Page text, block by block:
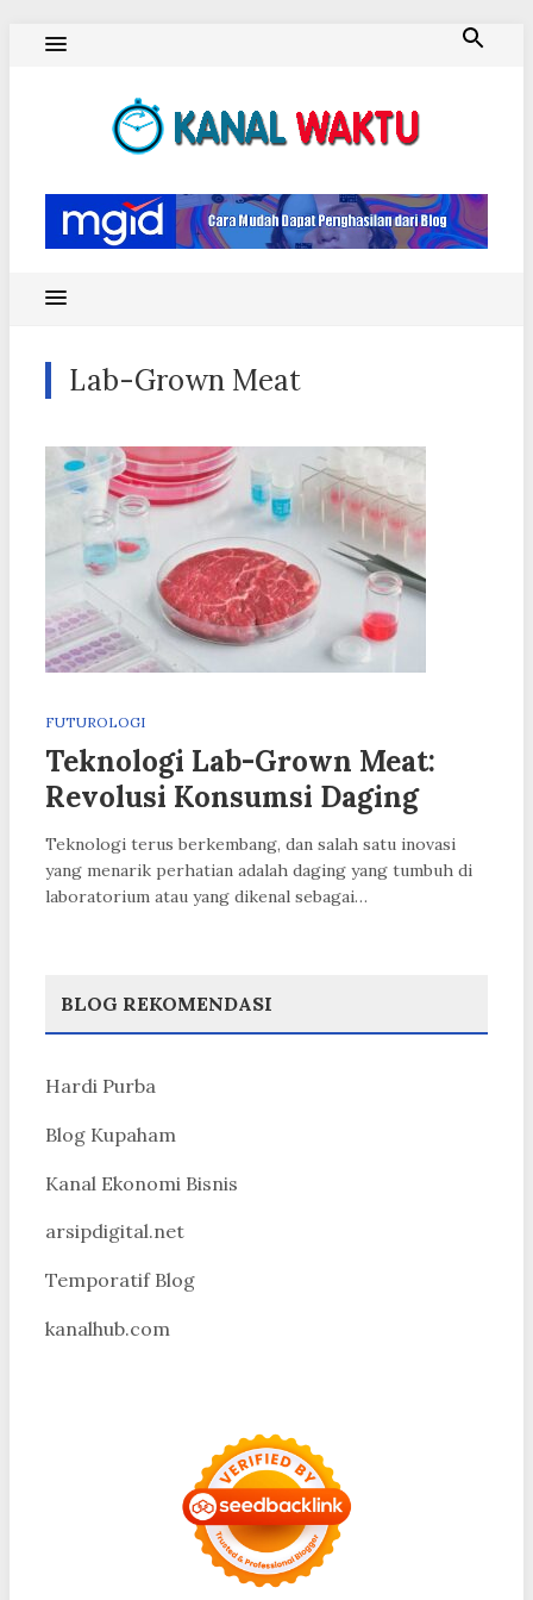
Lab-Grown Meat
FUTUROLOGI
Teknologi Lab-Grown Meat:
Revolusi Konsumsi Daging
Teknologi terus berkembang, dan salah satu inovasi
yang menarik perhatian adalah daging yang tumbuh di
laboratorium atau yang dikenal sebagai…
BLOG REKOMENDASI
Hardi Purba
Blog Kupaham
Kanal Ekonomi Bisnis
arsipdigital.net
Temporatif Blog
kanalhub.com